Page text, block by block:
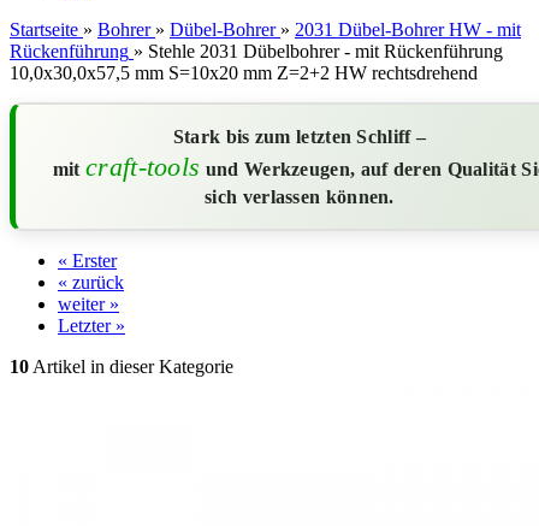
Startseite » Bohrer » Dübel-Bohrer » 2031 Dübel-Bohrer HW - mit
Rückenführung » Stehle 2031 Dübelbohrer - mit Rückenführung
10,0x30,0x57,5 mm S=10x20 mm Z=2+2 HW rechtsdrehend
Stark bis zum letzten Schliff –
mitcraft-tools und Werkzeugen, auf deren Qualität
sich verlassen können.
« Erster
« zurück
weiter »
Letzter »
10 Artikel in dieser Kategorie